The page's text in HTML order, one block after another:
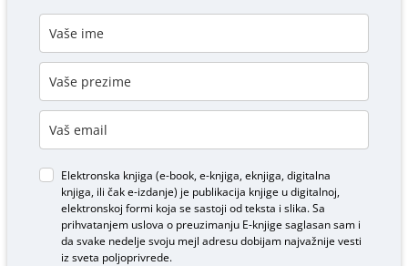
Elektronska knjiga (e-book, e-knjiga, eknjiga, digitalna
knjiga, ili čak e-izdanje) je publikacija knjige u digitalnoj,
elektronskoj formi koja se sastoji od teksta i slika. Sa
prihvatanjem uslova o preuzimanju E-knjigesaglasan sam i
da svake nedelje svoju mejl adresu dobijam najvažnije vesti
iz sveta poljoprivrede.